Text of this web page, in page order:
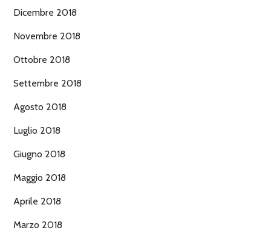
Dicembre 2018
Novembre 2018
Ottobre 2018
Settembre 2018
Agosto 2018
Luglio 2018
Giugno 2018
Maggio 2018
Aprile 2018
Marzo 2018